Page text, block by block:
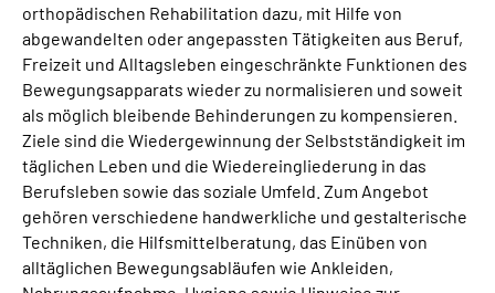
orthopädischen Rehabilitation dazu, mit Hilfe von
abgewandelten oder angepassten Tätigkeiten aus Beruf,
Freizeit und Alltagsleben eingeschränkte Funktionen des
Bewegungsapparats wieder zu normalisieren und soweit
als möglich bleibende Behinderungen zu kompensieren.
Ziele sind die Wiedergewinnung der Selbstständigkeit im
täglichen Leben und die Wiedereingliederung in das
Berufsleben sowie das soziale Umfeld. Zum Angebot
gehören verschiedene handwerkliche und gestalterische
Techniken, die Hilfsmittelberatung, das Einüben von
alltäglichen Bewegungsabläufen wie Ankleiden,